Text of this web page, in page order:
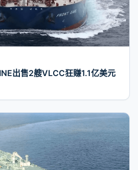
出售2艘VLCC狂赚1.1亿美元